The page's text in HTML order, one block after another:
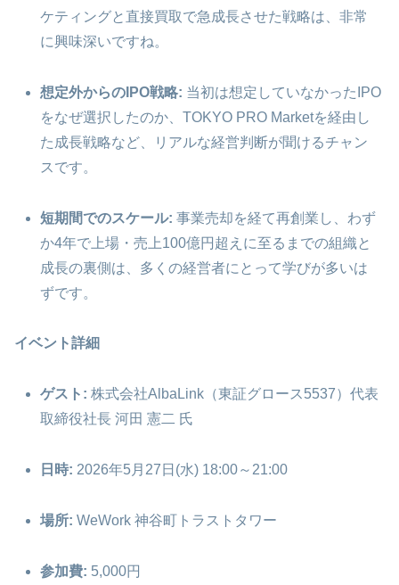
ケティングと直接買取で急成長させた戦略は、非常
に興味深いですね。
想定外からのIPO戦略: 当初は想定していなかったIPO
をなぜ選択したのか、TOKYO PRO Marketを経由し
た成長戦略など、リアルな経営判断が聞けるチャン
スです。
短期間でのスケール: 事業売却を経て再創業し、わず
か4年で上場・売上100億円超えに至るまでの組織と
成長の裏側は、多くの経営者にとって学びが多いは
ずです。
イベント詳細
ゲスト: 株式会社AlbaLink（東証グロース5537）代表
取締役社長 河田 憲二 氏
日時: 2026年5月27日(水) 18:00～21:00
場所: WeWork 神谷町トラストタワー
参加費: 5,000円